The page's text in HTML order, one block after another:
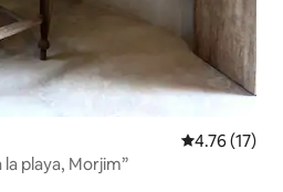
Calificación
4.76 (17)
playa, Morjim”